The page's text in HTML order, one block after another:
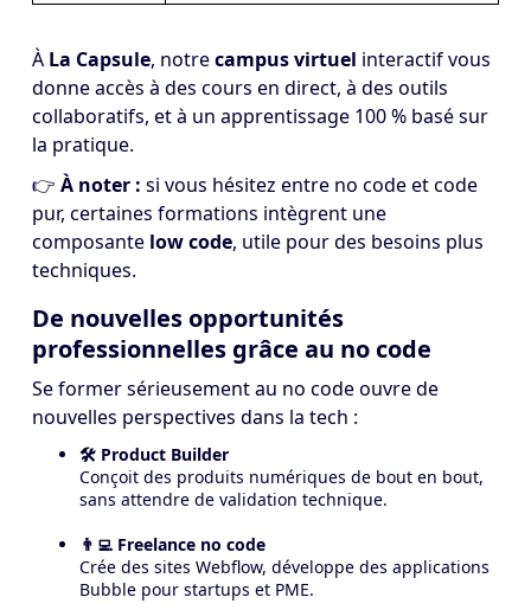
À La Capsule, notrecampus virtuel interactif vous
donne accès à des cours en direct, à des outils
collaboratifs, et à un apprentissage 100 % basé sur
la pratique.
👉 À noter : si vous hésitez entre no code et code
pur, certaines formations intègrent une
composante low code, utile pour des besoins plus
techniques.
De nouvelles opportunités
professionnelles grâce au no code
Se former sérieusement au no code ouvre de
nouvelles perspectives dans la tech :
🛠️ Product Builder
Conçoit des produits numériques de bout en bout,
sans attendre de validation technique.
👨‍💻 Freelance no code
Crée des sites Webflow, développe des applications
Bubble pour startups et PME.